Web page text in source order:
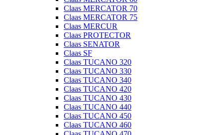
Claas MERCATOR 70
Claas MERCATOR 75
Claas MERCUR
Claas PROTECTOR
Claas SENATOR
Claas SF
Claas TUCANO 320
Claas TUCANO 330
Claas TUCANO 340
Claas TUCANO 420
Claas TUCANO 430
Claas TUCANO 440
Claas TUCANO 450
Claas TUCANO 460